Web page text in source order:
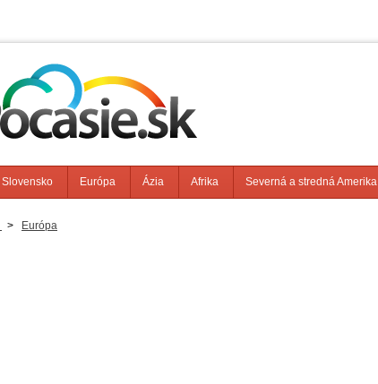
Slovensko Európa Ázia Afrika Severná a stredná Amerika
> Európa